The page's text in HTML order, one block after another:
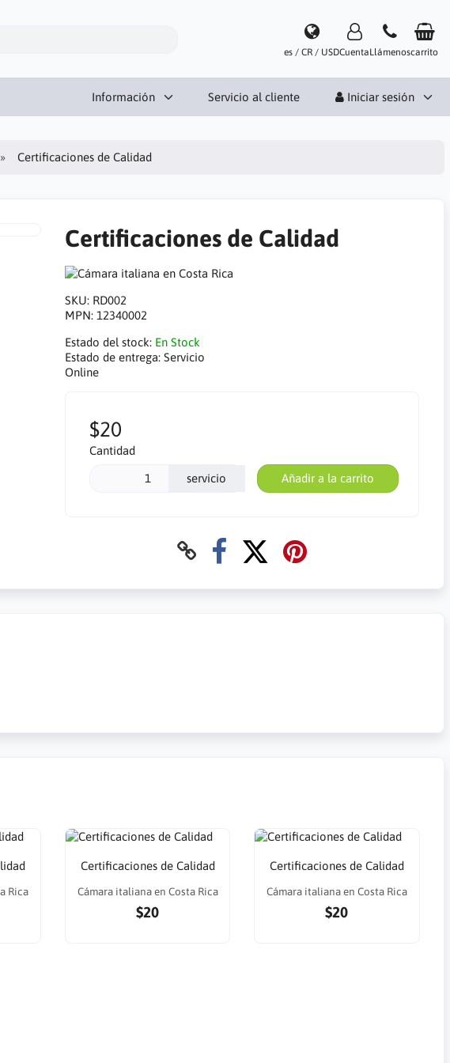
es / CR / USDCuentaLlámenoscarrito
Información Servicio al cliente Iniciar sesión
Certificaciones de Calidad
Certificaciones de Calidad
SKU: RD002
MPN: 12340002
Estado del stock: En Stock
Estado de entrega: Servicio
Online
$20
Cantidad
servicio Añadir a la carrito
Rica
Certificaciones de Calidad
Cámara italiana en Costa Rica
$20
Certificaciones de Calidad
Cámara italiana en Costa Rica
$20